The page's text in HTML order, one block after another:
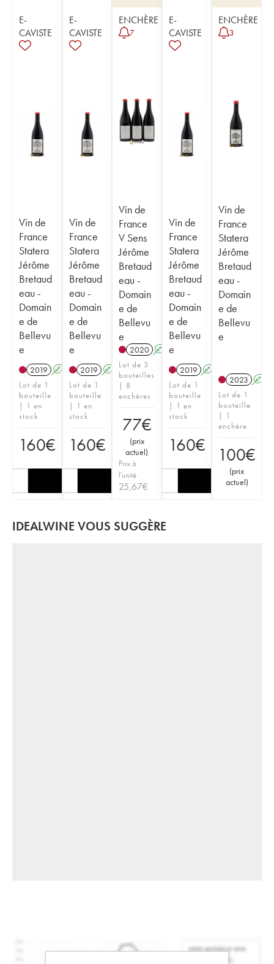
E-
CAVISTE
Vin de
France
Statera
Jérôme
Bretaud
eau -
Domain
e de
Bellevu
e
2019 A
Lot de 1
bouteille
| 1 en
stock
160€
E-
CAVISTE
Vin de
France
Statera
Jérôme
Bretaud
eau -
Domain
e de
Bellevu
e
2019 A
Lot de 1
bouteille
| 1 en
stock
160€
ENCHÈRE
7
Vin de
France
V Sens
Jérôme
Bretaud
eau -
Domain
e de
Bellevu
e
2020 A
Lot de 3
bouteilles
| 8
enchères
77€
(prix
actuel)
Prix à
l'unité
25,67€
E-
CAVISTE
Vin de
France
Statera
Jérôme
Bretaud
eau -
Domain
e de
Bellevu
e
2019 A
Lot de 1
bouteille
| 1 en
stock
160€
ENCHÈRE
3
Vin de
France
Statera
Jérôme
Bretaud
eau -
Domain
e de
Bellevu
e
2023 A
Lot de 1
bouteille
| 1
enchère
100€
(prix
actuel)
IDEALWINE VOUS SUGGÈRE